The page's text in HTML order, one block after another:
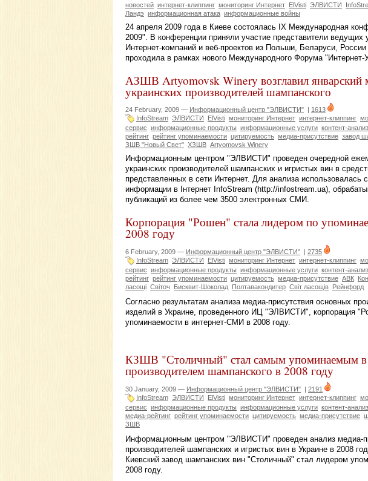
новостей интернет-клиппинг мониторинг Интернет ElVisti ЭЛВИСТИ
Ландэ информационная атака информационные войны
24 апреля 2009 года в Киеве состоялась IX Международная
2009". В конференции приняли участие представители ведущих
Интернет-компаний и веб-проектов из Польши, Беларуси,
проходила в рамках нового Международного Форума "Интернет-
АЗШВ Artyomovsk Winery возглавил январский
украинских производителей шампанского
24 February, 2009 — Информационный центр "ЭЛВИСТИ"
1613
InfoStream ЭЛВИСТИ ElVisti мониторинг Интернет интернет-клиппинг
сервис информационные продукты информационные услуги контент-анализ
рейтинг рейтинг упоминаемости цитируемость медиа-присутствие завод
ЗШВ "Новый Свет" ХЗШВ Artyomovsk Winery
Информационным центром "ЭЛВИСТИ" проведен очередной
украинских производителей шампанских и игристых вин в
представленных в сети Интернет. Для анализа использовалась
информации в Інтернет InfoStream (http://infostream.ua),
публикаций из более чем 3500 электронных СМИ.
Корпорация "Рошен" стала лидером по
2008 году
6 February, 2009 — Информационный центр "ЭЛВИСТИ" | 2735
InfoStream ЭЛВИСТИ ElVisti мониторинг Интернет интернет-клиппинг
сервис информационные продукты информационные услуги контент-анализ
рейтинг рейтинг упоминаемости цитируемость медиа-присутствие АВК
ласощі Світоч Бисквит-Шоколад Полтавакондитер Світ ласощів Рейнфорд
Согласно результатам анализа медиа-присутствия основных
изделий в Украине, проведенного ИЦ "ЭЛВИСТИ", корпорация
упоминаемости в интернет-СМИ в 2008 году.
КЗШВ "Столичный" стал самым упоминаемым в
производителем шампанского в 2008 году
30 January, 2009 — Информационный центр "ЭЛВИСТИ"
2191
InfoStream ЭЛВИСТИ ElVisti мониторинг Интернет интернет-клиппинг
сервис информационные продукты информационные услуги контент-анализ
медиа-рейтинг рейтинг упоминаемости цитируемость медиа-присутствие
ЗШВ
Информационным центром "ЭЛВИСТИ" проведен анализ медиа-
производителей шампанских и игристых вин в Украине в 2008
Киевский завод шампанских вин "Столичный" стал лидером
2008 году.